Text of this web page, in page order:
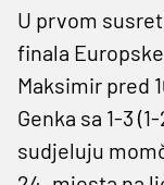
U prvom
finala
Maksimir pred
Genka sa 1-3
sudjeluju